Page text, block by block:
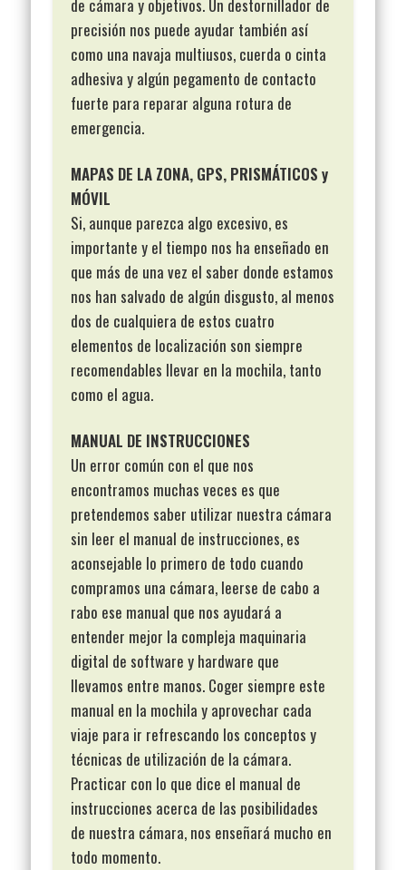
de cámara y objetivos. Un destornillador de
precisión nos puede ayudar también así
como una navaja multiusos, cuerda o cinta
adhesiva y algún pegamento de contacto
fuerte para reparar alguna rotura de
emergencia.
MAPAS DE LA ZONA, GPS, PRISMÁTICOS y
MÓVIL
Si, aunque parezca algo excesivo, es
importante y el tiempo nos ha enseñado en
que más de una vez el saber donde estamos
nos han salvado de algún disgusto, al menos
dos de cualquiera de estos cuatro
elementos de localización son siempre
recomendables llevar en la mochila, tanto
como el agua.
MANUAL DE INSTRUCCIONES
Un error común con el que nos
encontramos muchas veces es que
pretendemos saber utilizar nuestra cámara
sin leer el manual de instrucciones, es
aconsejable lo primero de todo cuando
compramos una cámara, leerse de cabo a
rabo ese manual que nos ayudará a
entender mejor la compleja maquinaria
digital de software y hardware que
llevamos entre manos. Coger siempre este
manual en la mochila y aprovechar cada
viaje para ir refrescando los conceptos y
técnicas de utilización de la cámara.
Practicar con lo que dice el manual de
instrucciones acerca de las posibilidades
de nuestra cámara, nos enseñará mucho en
todo momento.